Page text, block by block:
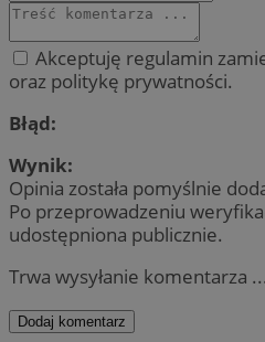
Akceptuję regulamin
oraz politykę prywatności.
Błąd:
Wynik:
Opinia została pomyślnie
Po przeprowadzeniu
udostępniona publicznie.
Trwa wysyłanie komentarza ...
Dodaj komentarz